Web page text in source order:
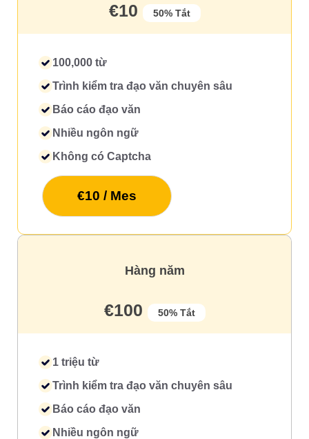
€10 50% Tắt
100,000 từ
Trình kiểm tra đạo văn chuyên sâu
Báo cáo đạo văn
Nhiều ngôn ngữ
Không có Captcha
€10 / Mes
Hàng năm
€100 50% Tắt
1 triệu từ
Trình kiểm tra đạo văn chuyên sâu
Báo cáo đạo văn
Nhiều ngôn ngữ